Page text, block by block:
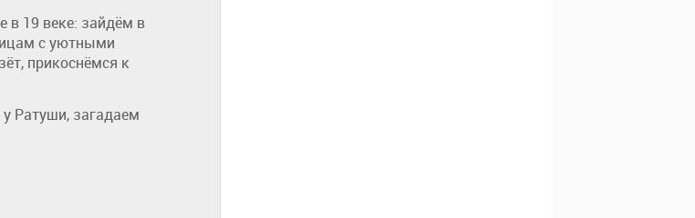
в 19 веке: зайдём в
с уютными
прикоснёмся к
Ратуши, загадаем